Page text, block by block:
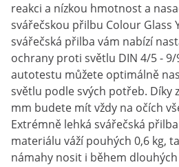
reakci a nízkou hmotnost a
svářečskou přilbu Colour Glass
svářečská přilba vám nabízí
ochrany proti světlu DIN 4/5 - 9/
autotestu můžete optimálně
světlu podle svých potřeb. Díky
mm budete mít vždy na očích
Extrémně lehká svářečská
materiálu váží pouhých 0,6 kg,
námahy nosit i během